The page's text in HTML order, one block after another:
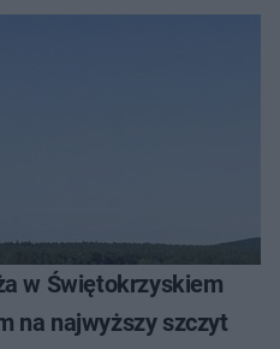
w Świętokrzyskiem
na najwyższy szczyt